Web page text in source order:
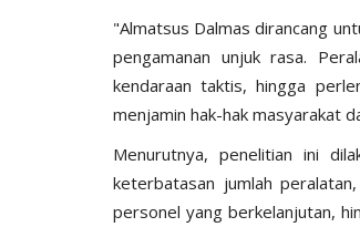
"Almatsus Dalmas dirancang
pengamanan unjuk rasa.
kendaraan taktis, hingga
menjamin hak-hak masyarakat
Menurutnya, penelitian ini
keterbatasan jumlah
personel yang berkelanjutan,